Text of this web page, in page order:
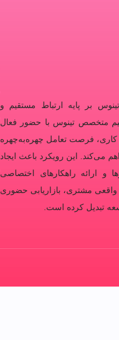
بر پایه ارتباط مستقیم و
متخصص تینوس با حضور فعال
کاری، فرصت تعامل چهره‌به‌چهره
می‌کند. این رویکرد باعث ایجاد
و ارائه راهکارهای اختصاصی
مشتری، بازاریابی حضوری
تبدیل کرده است.